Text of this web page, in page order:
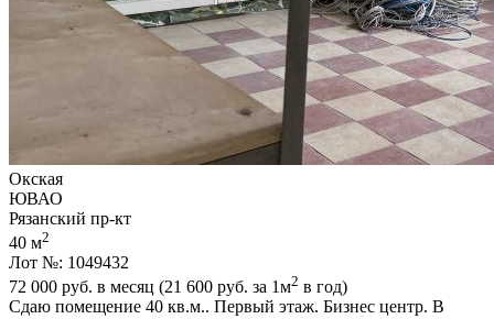
Окская
ЮВАО
Рязанский пр-кт
40 м2
Лот №: 1049432
72 000 руб. в месяц (21 600 руб. за 1м2 в год)
Сдаю помещение 40 кв.м.. Первый этаж. Бизнес центр. В